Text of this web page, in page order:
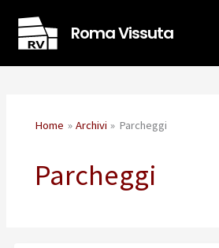
contenuto
Roma Vissuta
Home Archivi Parcheggi
Parcheggi